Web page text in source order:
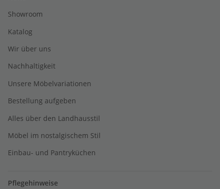
Showroom
Katalog
Wir über uns
Nachhaltigkeit
Unsere Möbelvariationen
Bestellung aufgeben
Alles über den Landhausstil
Möbel im nostalgischem Stil
Einbau- und Pantryküchen
Pflegehinweise